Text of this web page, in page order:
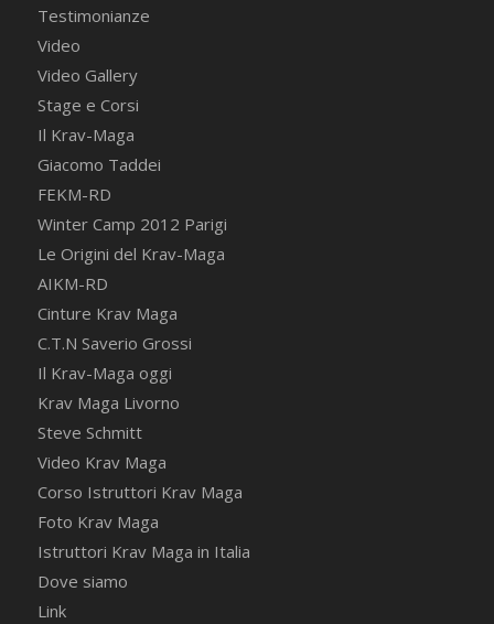
Testimonianze
Video
Video Gallery
Stage e Corsi
Il Krav-Maga
Giacomo Taddei
FEKM-RD
Winter Camp 2012 Parigi
Le Origini del Krav-Maga
AIKM-RD
Cinture Krav Maga
C.T.N Saverio Grossi
Il Krav-Maga oggi
Krav Maga Livorno
Steve Schmitt
Video Krav Maga
Corso Istruttori Krav Maga
Foto Krav Maga
Istruttori Krav Maga in Italia
Dove siamo
Link